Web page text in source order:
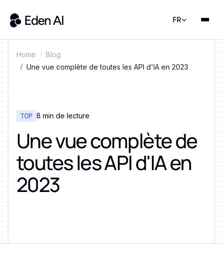
FR
Home
Blog
Une vue complète de toutes les API d'IA en 2023
TOP 8 min de lecture
Une vue complète de
toutes les API d'IA en
2023